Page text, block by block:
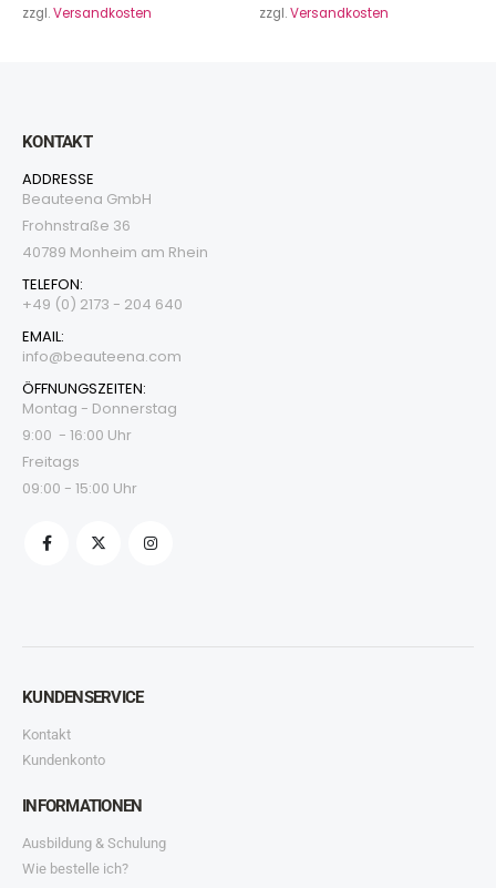
zzgl.Versandkosten zzgl.Versandkosten
KONTAKT
ADDRESSE
Beauteena GmbH
Frohnstraße 36
40789 Monheim am Rhein
TELEFON:
+49 (0) 2173 - 204 640
EMAIL:
info@beauteena.com
ÖFFNUNGSZEITEN:
Montag - Donnerstag
9:00 - 16:00 Uhr
Freitags
09:00 - 15:00 Uhr
KUNDENSERVICE
Kontakt
Kundenkonto
INFORMATIONEN
Ausbildung & Schulung
Wie bestelle ich?